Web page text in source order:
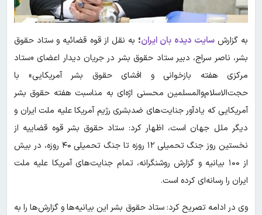
به گزارشسایت دیده بان ایران؛ به نقل از قوه قضائیه و ستاد حقوق
بشر، ناصر سراج، دبیر ستاد حقوق بشر در جریان دیدار اعضای «ستاد
مرکزی هفته بازخوانی و افشای حقوق بشر آمریکایی» با
حجت‌الاسلام‌والمسلمین محسنی اژه‌ای به مناسبت هفته حقوق بشر
آمریکایی که یادآور جنایت‌های ضدبشری رژیم آمریکا علیه ملت ایران و
دیگر ملل جهان است، اظهار کرد: ستاد حقوق بشر قوه قضاییه از
نخستین روز جنگ تحمیلی ۱۲ روزه تا جنگ تحمیلی ۴۰ روزه، در بیش
از ۱۰۰ بیانیه و گزارش روشنگرانه، تمام جنایت‌های آمریکا علیه ملت
ایران را رسانه‌ای کرده است.
وی در ادامه تصریح کرد: ستاد حقوق بشر این بیانیه‌ها و گزارش‌ها را به